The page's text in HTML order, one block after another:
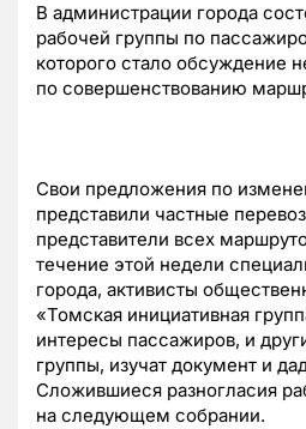
В администрации города
рабочей группы по
которого стало обсуждение
по совершенствованию
Свои предложения по
представили частные
представители всех
течение этой недели
города, активисты
«Томская инициативная
интересы пассажиров, и
группы, изучат документ и
Сложившиеся разногласия
на следующем собрании.